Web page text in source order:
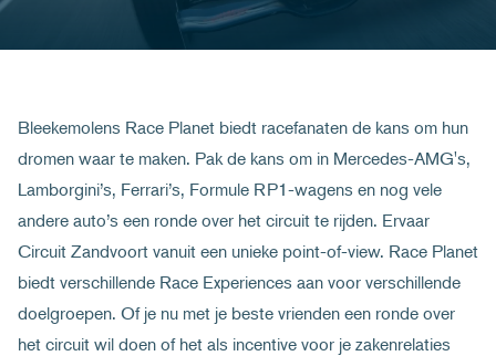
Bleekemolens Race Planet biedt racefanaten de kans om hun
dromen waar te maken. Pak de kans om in Mercedes-AMG's,
Lamborgini’s, Ferrari’s, Formule RP1-wagens en nog vele
andere auto’s een ronde over het circuit te rijden. Ervaar
Circuit Zandvoort vanuit een unieke point-of-view. Race Planet
biedt verschillende Race Experiences aan voor verschillende
doelgroepen. Of je nu met je beste vrienden een ronde over
het circuit wil doen of het als incentive voor je zakenrelaties